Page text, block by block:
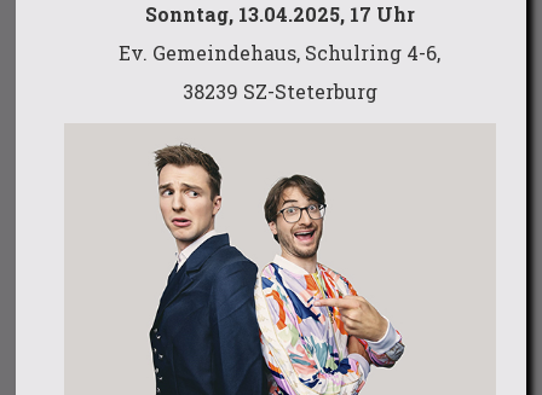
Sonntag, 13.04.2025, 17 Uhr
Ev. Gemeindehaus, Schulring 4-6,
38239 SZ-Steterburg